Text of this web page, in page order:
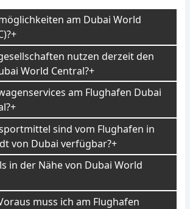
am Dubai World
nutzen derzeit den
World Central?
am Flughafen Dubai
sind vom Flughafen in
von Dubai verfügbar?
in der Nähe von Dubai World
muss ich am Flughafen